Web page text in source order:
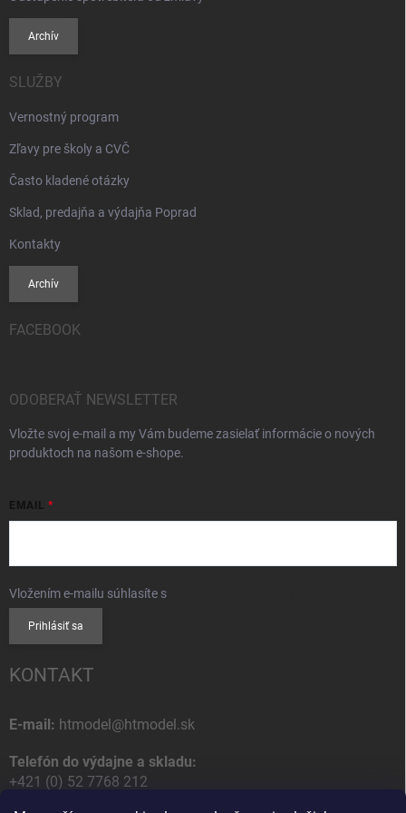
Archív
SLUŽBY
Vernostný program
Zľavy pre školy a CVČ
Často kladené otázky
Sklad, predajňa a výdajňa Poprad
Kontakty
Archív
FACEBOOK
ODOBERAŤ NEWSLETTER
Vložte svoj e-mail a my Vám budeme zasielať informácie o nových
produktoch na našom e-shope.
EMAIL
Vložením e-mailu súhlasíte s
Prihlásiť sa
KONTAKT
E-mail: htmodel@htmodel.sk
Telefón do výdajne a skladu:
+421 (0) 52 7768 212